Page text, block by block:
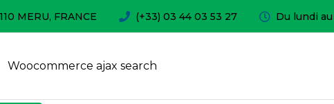
MERU, FRANCE (+33) 03 44 03 53 27 Du lundi
Woocommerce ajax search